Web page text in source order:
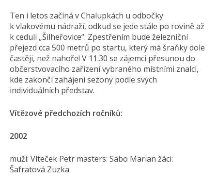
Ten i letos začíná v Chalupkách u odbočky
k vlakovému nádraží, odkud se jede stále po rovině až
k ceduli „Šilheřovice“. Zpestřením bude železniční
přejezd cca 500 metrů po startu, který má šraňky dole
častěji, než nahoře! V 11.30 se zájemci přesunou do
občerstvovacího zařízení vybraného místními znalci,
kde zakončí zahájení sezony podle svých
individuálních představ.
Vítězové předchozích ročníků:
2002
muži: Víteček Petr masters: Sabo Marian žáci:
Šafratová Zuzka